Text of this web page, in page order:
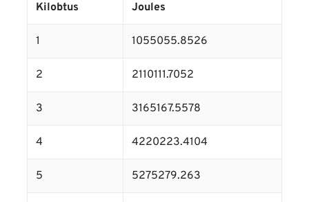
Kilobtus Joules
1 1055055.8526
2 2110111.7052
3 3165167.5578
4 4220223.4104
5 5275279.263